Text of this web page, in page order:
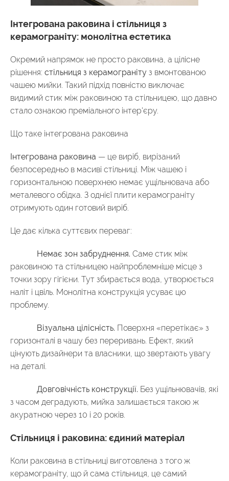
Інтегрована раковина і стільниця з
керамограніту: монолітна естетика
Окремий напрямок не просто раковина, а цілісне
рішення: стільниця з керамограніту з вмонтованою
чашею мийки. Такий підхід повністю виключає
видимий стик між раковиною та стільницею, що давно
стало ознакою преміального інтер'єру.
Що таке інтегрована раковина
Інтегрована раковина — це виріб, вирізаний
безпосередньо в масиві стільниці. Між чашею і
горизонтальною поверхнею немає ущільнювача або
металевого обідка. З однієї плити керамограніту
отримують один готовий виріб.
Це дає кілька суттєвих переваг:
Немає зон забруднення. Саме стик між
раковиною та стільницею найпроблемніше місце з
точки зору гігієни. Тут збирається вода, утворюється
наліт і цвіль. Монолітна конструкція усуває цю
проблему.
Візуальна цілісність. Поверхня «перетікає» з
горизонталі в чашу без переривань. Ефект, який
цінують дизайнери та власники, що звертають увагу
на деталі.
Довговічність конструкції. Без ущільнювачів, які
з часом деградують, мийка залишається такою ж
акуратною через 10 і 20 років.
Стільниця і раковина: єдиний матеріал
Коли раковина в стільниці виготовлена з того ж
керамограніту, що й сама стільниця, це самий